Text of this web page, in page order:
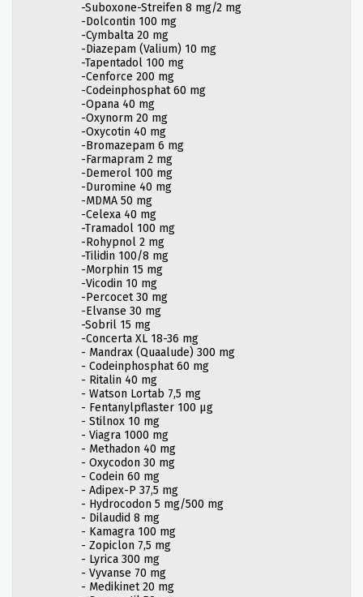
-Suboxone-Streifen 8 mg/2 mg
-Dolcontin 100 mg
-Cymbalta 20 mg
-Diazepam (Valium) 10 mg
-Tapentadol 100 mg
-Cenforce 200 mg
-Codeinphosphat 60 mg
-Opana 40 mg
-Oxynorm 20 mg
-Oxycotin 40 mg
-Bromazepam 6 mg
-Farmapram 2 mg
-Demerol 100 mg
-Duromine 40 mg
-MDMA 50 mg
-Celexa 40 mg
-Tramadol 100 mg
-Rohypnol 2 mg
-Tilidin 100/8 mg
-Morphin 15 mg
-Vicodin 10 mg
-Percocet 30 mg
-Elvanse 30 mg
-Sobril 15 mg
-Concerta XL 18-36 mg
- Mandrax (Quaalude) 300 mg
- Codeinphosphat 60 mg
- Ritalin 40 mg
- Watson Lortab 7,5 mg
- Fentanylpflaster 100 µg
- Stilnox 10 mg
- Viagra 1000 mg
- Methadon 40 mg
- Oxycodon 30 mg
- Codein 60 mg
- Adipex-P 37,5 mg
- Hydrocodon 5 mg/500 mg
- Dilaudid 8 mg
- Kamagra 100 mg
- Zopiclon 7,5 mg
- Lyrica 300 mg
- Vyvanse 70 mg
- Medikinet 20 mg